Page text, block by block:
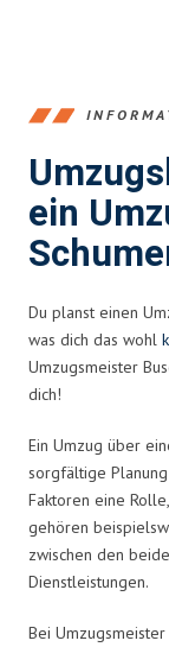
ein
Du planst einen
was dich das wohl
Umzugsmeister
dich!
Ein Umzug über
sorgfältige
Faktoren eine
gehören
zwischen den
Dienstleistungen.
Bei